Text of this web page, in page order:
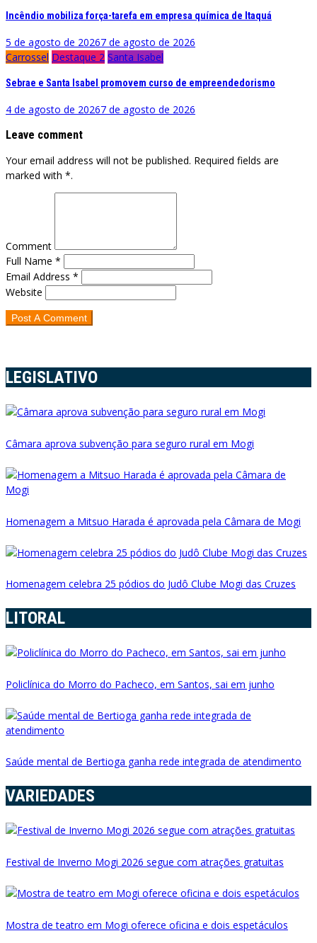
Incêndio mobiliza força-tarefa em empresa química de Itaquá
5 de agosto de 20267 de agosto de 2026
Carrossel Destaque 2 Santa Isabel
Sebrae e Santa Isabel promovem curso de empreendedorismo
4 de agosto de 20267 de agosto de 2026
Leave comment
Your email address will not be published. Required fields are
marked with *.
Comment
Full Name *
Email Address *
Website
LEGISLATIVO
Câmara aprova subvenção para seguro rural em Mogi
Homenagem a Mitsuo Harada é aprovada pela Câmara de Mogi
Homenagem celebra 25 pódios do Judô Clube Mogi das Cruzes
LITORAL
Policlínica do Morro do Pacheco, em Santos, sai em junho
Saúde mental de Bertioga ganha rede integrada de atendimento
VARIEDADES
Festival de Inverno Mogi 2026 segue com atrações gratuitas
Mostra de teatro em Mogi oferece oficina e dois espetáculos